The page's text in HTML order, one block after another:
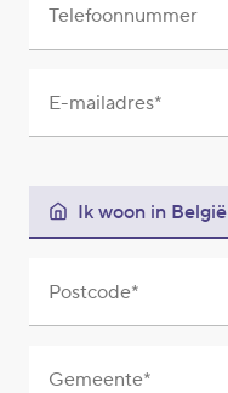
Telefoonnummer
E-mailadres
Ik woon in België
Postcode
Gemeente